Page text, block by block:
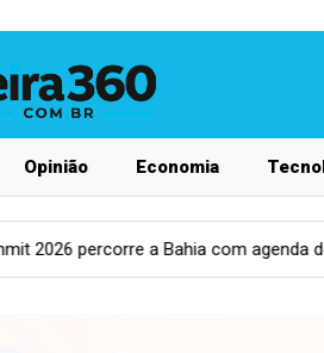
Opinião Economia
de inovação em mais de 30